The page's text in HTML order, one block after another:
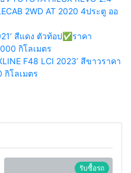
2WD AT 2020 4ประตู ออ
สีแดง ตัวท้อป✅ราคา
กิโลเมตร
F48 LCI 2023’ สีขาวราคา
กิโลเมตร
รับซื้อรถ